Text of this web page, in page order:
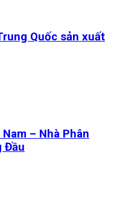
Quốc sản xuất
– Nhà Phân
Đầu